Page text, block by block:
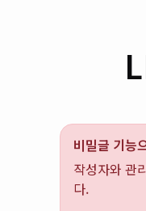
비밀글 기능
작성자와 관
다.